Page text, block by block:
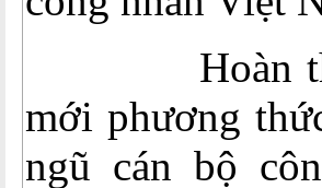
Hoàn thiện
mới phương
ngũ cán bộ